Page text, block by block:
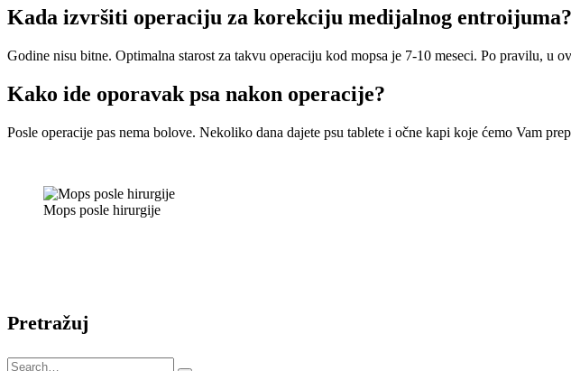
Kada izvršiti operaciju za korekciju medijalnog entroijuma?
Godine nisu bitne. Optimalna starost za takvu operaciju kod mopsa je 7-10 meseci. Po pravilu, u
Kako ide oporavak psa nakon operacije?
Posle operacije pas nema bolove. Nekoliko dana dajete psu tablete i očne kapi koje ćemo Vam
Mops posle hirurgije
Pretražuj